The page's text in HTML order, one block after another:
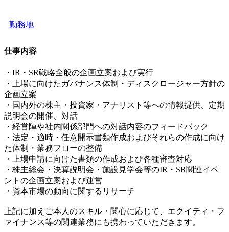
勤務地
仕事内容
・IR・SR戦略全般の企画立案および実行
・上場に向けたガバナンス体制・ディスクロージャー方針の
企画立案
・国内外の株主・投資家・アナリスト等への情報提供、定期
説明会の開催、対話
・経営陣や社内関係部門への対話内容のフィードバック
・法定・適時・任意開示書類作成およびそれらの作成に向け
た体制・業務フローの整備
・上場申請に向けた書類の作成および各種審査対応
・株主総会・決算説明会・施設見学会等のIR・SR関連イベ
ントの企画立案および運営
・資本市場の動向に関するリサーチ
上記に加えご本人のスキル・関心に応じて、エクイティ・フ
ァイナンス等の関連業務にも携わっていただきます。